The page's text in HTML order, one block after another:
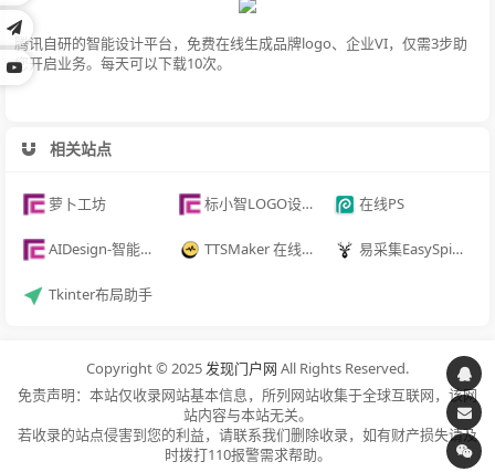
腾讯自研的智能设计平台，免费在线生成品牌logo、企业VI，仅需3步助
您开启业务。每天可以下载10次。
相关站点
萝卜工坊 标小智LOGO设计神器 在线PS
AIDesign-智能生成LOGO TTSMaker 在线配音工具 易采集EasySpider
Tkinter布局助手
Copyright © 2025 发现门户网 All Rights Reserved.
免责声明：本站仅收录网站基本信息，所列网站收集于全球互联网，该网
站内容与本站无关。
若收录的站点侵害到您的利益，请联系我们删除收录，如有财产损失请及
时拨打110报警需求帮助。